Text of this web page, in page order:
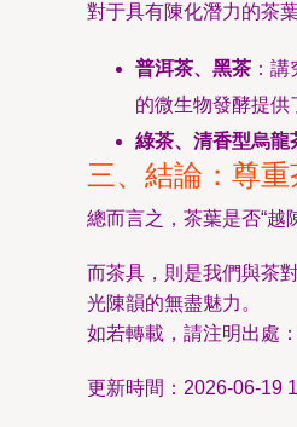
對于具有陳化潛力的茶
普洱茶、黑茶 ：
的微生物發酵提供
綠茶、清香型烏龍
三、結論：尊
總而言之，茶葉是否“越
而茶具，則是我們與茶
光陳韻的無盡魅力。
如若轉載，請注明出處
更新時間：2026-06-19